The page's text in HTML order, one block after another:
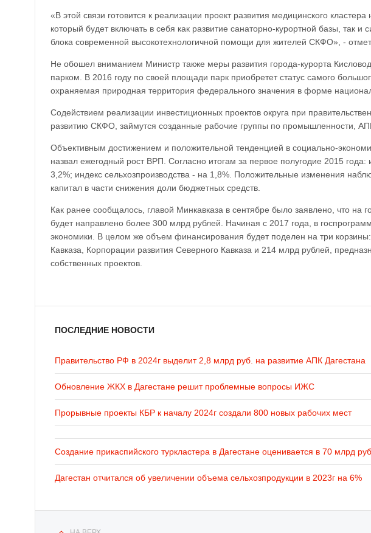
«В этой связи готовится к реализации проект развития медицинского кластера
который будет включать в себя как развитие санаторно-курортной базы, так
блока современной высокотехнологичной помощи для жителей СКФО», -
Не обошел вниманием Министр также меры развития города-курорта
парком. В 2016 году по своей площади парк приобретет статус самого
охраняемая природная территория федерального значения в форме
Содействием реализации инвестиционных проектов округа при
развитию СКФО, займутся созданные рабочие группы по промышленности,
Объективным достижением и положительной тенденцией в социально-
назвал ежегодный рост ВРП. Согласно итогам за первое полугодие 2015
3,2%; индекс сельхозпроизводства - на 1,8%. Положительные изменения
капитал в части снижения доли бюджетных средств.
Как ранее сообщалось, главой Минкавказа в сентябре было заявлено, что на
будет направлено более 300 млрд рублей. Начиная с 2017 года, в
экономики. В целом же объем финансирования будет поделен на три корзины:
Кавказа, Корпорации развития Северного Кавказа и 214 млрд рублей,
собственных проектов.
ПОСЛЕДНИЕ НОВОСТИ
Правительство РФ в 2024г выделит 2,8 млрд руб. на развитие АПК Дагестана
Обновление ЖКХ в Дагестане решит проблемные вопросы ИЖС
Прорывные проекты КБР к началу 2024г создали 800 новых рабочих мест
Создание прикаспийского туркластера в Дагестане оценивается в 70 млрд
Дагестан отчитался об увеличении объема сельхозпродукции в 2023г на 6%